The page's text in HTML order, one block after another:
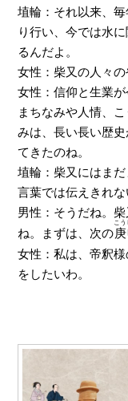
埴輪：それ以来、
り行い、今では水
るんだよ。
女性：柴又の人々の
女性：信仰と生業
まちなみや人情、
みは、長い長い歴
てきたのね。
埴輪：柴又にはま
言葉では伝えきれ
男性：そうだね。
ね。まずは、次の
こう
女性：私は、帝釈様
をしたいわ。